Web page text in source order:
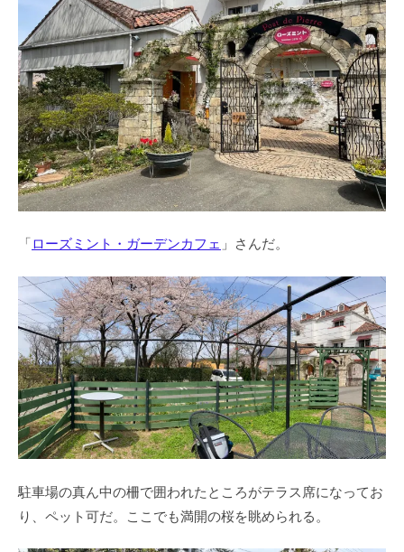
「ローズミント・ガーデンカフェ 」さんだ。
駐車場の真ん中の柵で囲われたところがテラス席になってお
り、ペット可だ。ここでも満開の桜を眺められる。